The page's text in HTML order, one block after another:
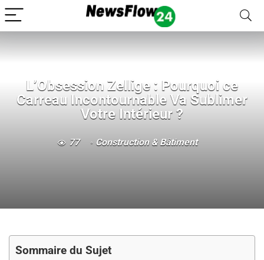
L’Obsession Zellige : Pourquoi ce
Carreau Incontournable Va Sublimer
Votre Intérieur ?
77 Construction & Bâtiment
Sommaire du Sujet